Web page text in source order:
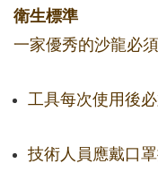
衛生標準
一家優秀的沙龍必
工具每次使用後
技術人員應戴口